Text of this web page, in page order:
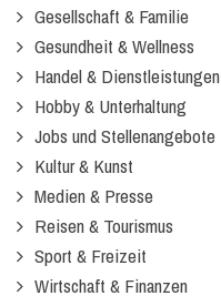
Gesellschaft & Familie
Gesundheit & Wellness
Handel & Dienstleistungen
Hobby & Unterhaltung
Jobs und Stellenangebote
Kultur & Kunst
Medien & Presse
Reisen & Tourismus
Sport & Freizeit
Wirtschaft & Finanzen